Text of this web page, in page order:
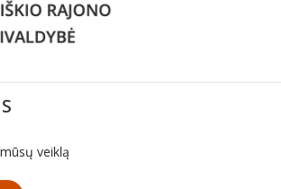
veiklą